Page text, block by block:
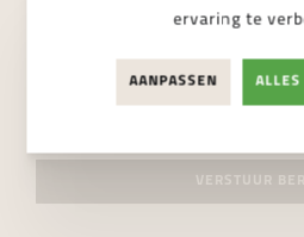
VERSTUUR
ervaring te
AANPASSEN ALLES